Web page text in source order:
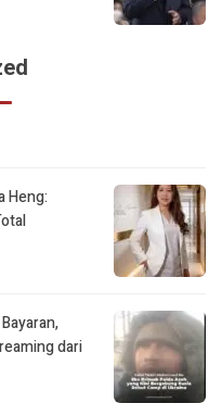
Heng:
dari